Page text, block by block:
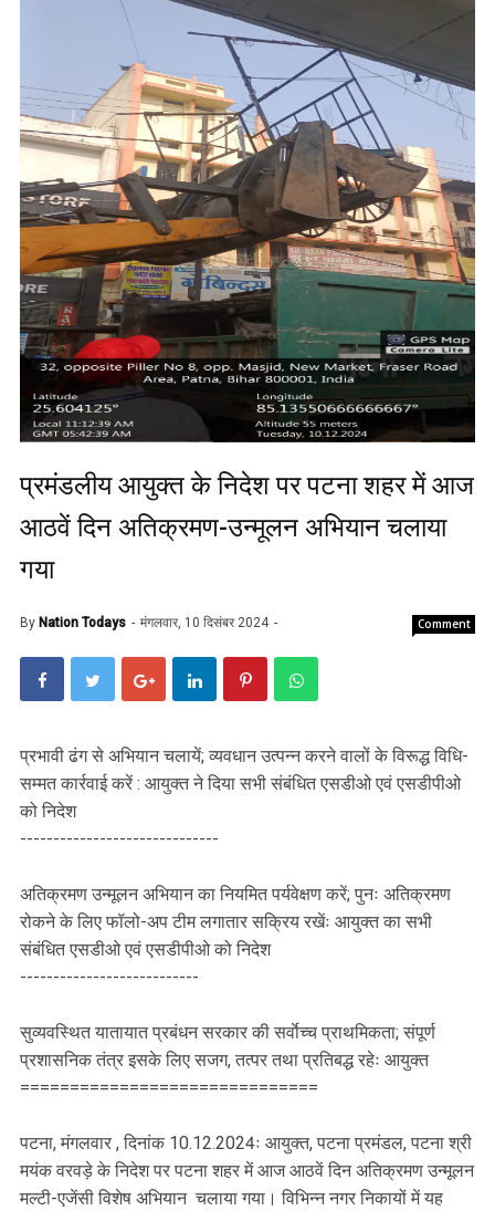
प्रमंडलीय आयुक्त के निदेश पर पटना शहर में आज
आठवें दिन अतिक्रमण-उन्मूलन अभियान चलाया
गया
By Nation Todays मंगलवार, 10 दिसंबर 2024 Comment
प्रभावी ढंग से अभियान चलायें; व्यवधान उत्पन्न करने वालों के विरूद्ध विधि-
सम्मत कार्रवाई करें : आयुक्त ने दिया सभी संबंधित एसडीओ एवं एसडीपीओ
को निदेश
------------------------------
अतिक्रमण उन्मूलन अभियान का नियमित पर्यवेक्षण करें; पुनः अतिक्रमण
रोकने के लिए फॉलो-अप टीम लगातार सक्रिय रखेंः आयुक्त का सभी
संबंधित एसडीओ एवं एसडीपीओ को निदेश
---------------------------
सुव्यवस्थित यातायात प्रबंधन सरकार की सर्वाेच्च प्राथमिकता; संपूर्ण
प्रशासनिक तंत्र इसके लिए सजग, तत्पर तथा प्रतिबद्ध रहेः आयुक्त
==============================
पटना, मंगलवार , दिनांक 10.12.2024ः आयुक्त, पटना प्रमंडल, पटना श्री
मयंक वरवड़े के निदेश पर पटना शहर में आज आठवें दिन अतिक्रमण उन्मूलन
मल्टी-एजेंसी विशेष अभियान चलाया गया। विभिन्न नगर निकायों में यह